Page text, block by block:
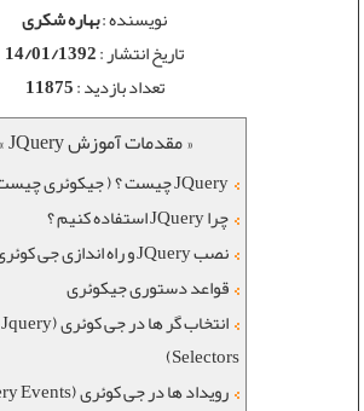
نویسنده :بهاره شکری
تاریخ انتشار :14/01/1392
تعداد بازدید :11875
« مقدمات آموزش JQuery »
JQuery چیست ؟ ( جیکوئری چیست ؟)
چرا JQuery استفاده کنیم ؟
نصب JQuery و راه اندازی جی کوئری
قواعد دستوری جیکوئری
انتخاب گر ها در جی کوئری (Jquery
Selectors)
رویداد ها در جی کوئری (Jquery Events)